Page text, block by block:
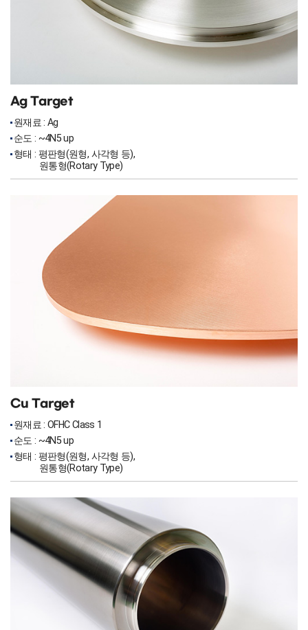
Ag Target
원재료 : Ag
순도 : ~4N5 up
형태 : 평판형(원형, 사각형 등),
원통형(Rotary Type)
Cu Target
원재료 : OFHC Class 1
순도 : ~4N5 up
형태 : 평판형(원형, 사각형 등),
원통형(Rotary Type)